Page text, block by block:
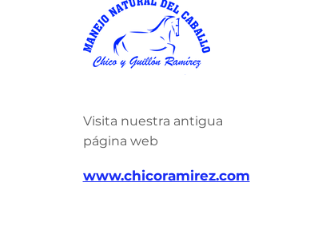
Visita nuestra antigua
página web
www.chicoramirez.com